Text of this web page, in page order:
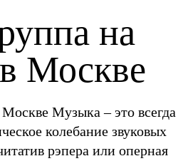
на
Москве
Музыка – это всегда
колебание звуковых
рэпера или оперная